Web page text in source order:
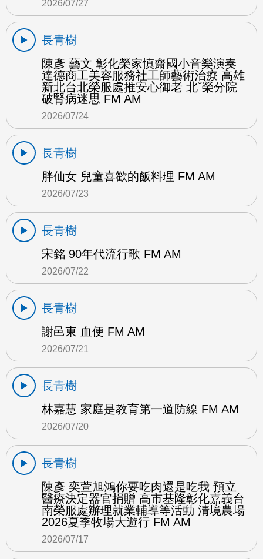
2026/07/27
長青樹
陳彥 藝文 彰化榮家慎齋國小音樂演奏
達德商工美容服務社工師藝術治療 高雄
新北台北榮服處推安心御老 北ˇ榮分院
破腎病迷思 FM AM
2026/07/24
長青樹
胖仙女 兒童喜歡的飯料理 FM AM
2026/07/23
長青樹
宋銘 90年代流行歌 FM AM
2026/07/22
長青樹
謝邑東 血便 FM AM
2026/07/21
長青樹
林嘉慧 家庭是教育第一道防線 FM AM
2026/07/20
長青樹
陳彥 奕萱旭鴻你要吃肉還是吃我 預立
醫療決定器官捐贈 高市基隆彰化嘉義台
南榮服處辦理就業輔導等活動 清境農場
2026夏季牧場大遊行 FM AM
2026/07/17